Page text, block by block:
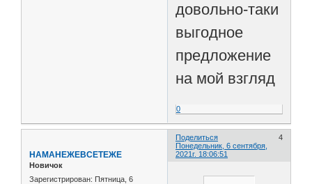
довольно-таки
выгодное
предложение
на мой взгляд
0
Поделиться
4
Понедельник, 6 сентября,
2021г. 18:06:51
НАМАНЕЖЕВСЕТЕЖЕ
Новичок
Зарегистрирован: Пятница, 6